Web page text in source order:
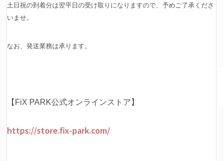
土日祝の到着分は翌平日の受け取りになりますので、予めご了承くださ
いませ。
なお、発送業務は承ります。
【FiX PARK公式オンラインストア】
https://store.fix-park.com/